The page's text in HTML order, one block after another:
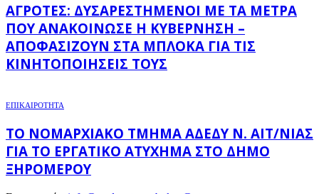
ΑΓΡΌΤΕΣ: ΔΥΣΑΡΕΣΤΗΜΈΝΟΙ ΜΕ ΤΑ ΜΈΤΡΑ
ΠΟΥ ΑΝΑΚΟΊΝΩΣΕ Η ΚΥΒΈΡΝΗΣΗ –
ΑΠΟΦΑΣΊΖΟΥΝ ΣΤΑ ΜΠΛΌΚΑ ΓΙΑ ΤΙΣ
ΚΙΝΗΤΟΠΟΙΉΣΕΙΣ ΤΟΥΣ
ΕΠΙΚΑΙΡΟΤΗΤΑ
ΤΟ ΝΟΜΑΡΧΙΑΚΌ ΤΜΉΜΑ ΑΔΕΔΥ Ν. ΑΙΤ/ΝΊΑΣ
ΓΙΑ ΤΟ ΕΡΓΑΤΙΚΌ ΑΤΎΧΗΜΑ ΣΤΟ ΔΉΜΟ
ΞΗΡΟΜΈΡΟΥ